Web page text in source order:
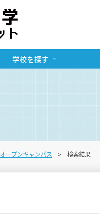
学校を探す
オープンキャンパス 検索結果